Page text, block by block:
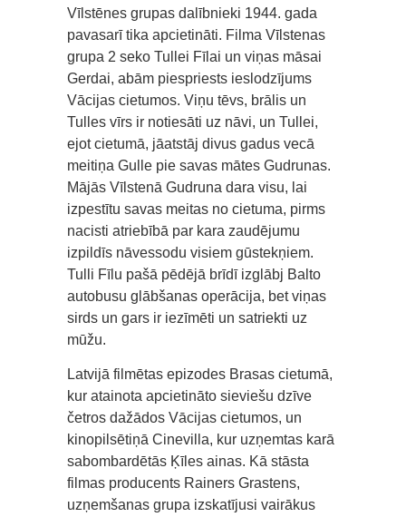
Vīlstēnes grupas dalībnieki 1944. gada
pavasarī tika apcietināti. Filma Vīlstenas
grupa 2 seko Tullei Fīlai un viņas māsai
Gerdai, abām piespriests ieslodzījums
Vācijas cietumos. Viņu tēvs, brālis un
Tulles vīrs ir notiesāti uz nāvi, un Tullei,
ejot cietumā, jāatstāj divus gadus vecā
meitiņa Gulle pie savas mātes Gudrunas.
Mājās Vīlstenā Gudruna dara visu, lai
izpestītu savas meitas no cietuma, pirms
nacisti atriebībā par kara zaudējumu
izpildīs nāvessodu visiem gūstekņiem.
Tulli Fīlu pašā pēdējā brīdī izglābj Balto
autobusu glābšanas operācija, bet viņas
sirds un gars ir iezīmēti un satriekti uz
mūžu.
Latvijā filmētas epizodes Brasas cietumā,
kur atainota apcietināto sieviešu dzīve
četros dažādos Vācijas cietumos, un
kinopilsētiņā Cinevilla, kur uzņemtas karā
sabombardētās Ķīles ainas. Kā stāsta
filmas producents Rainers Grastens,
uzņemšanas grupa izskatījusi vairākus